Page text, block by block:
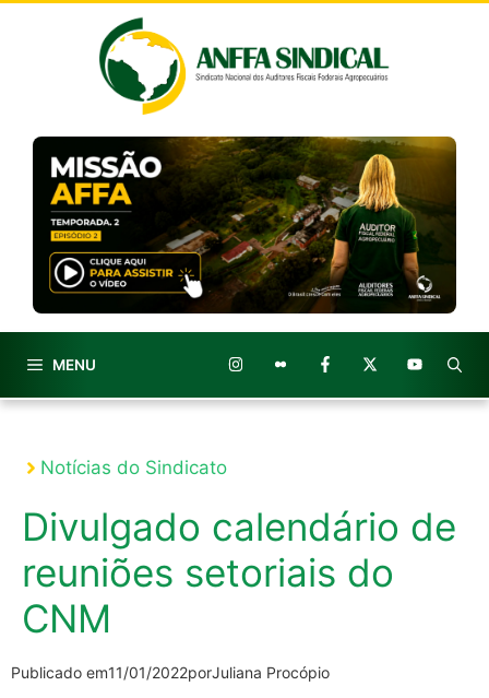
MENU
Notícias do Sindicato
Divulgado calendário de
reuniões setoriais do
CNM
Publicado em11/01/2022porJuliana Procópio